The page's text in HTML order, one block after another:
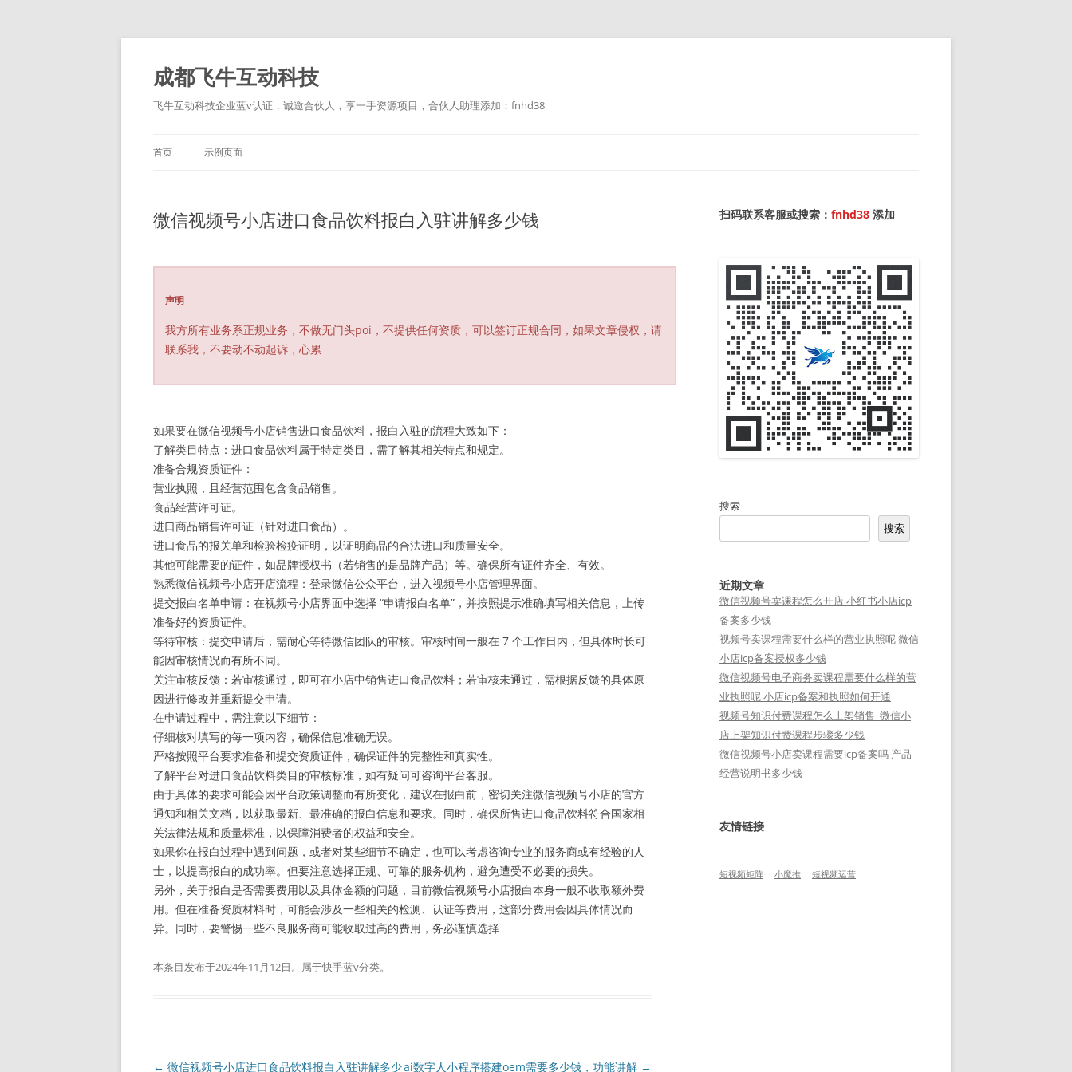
跳
文
成都飞牛互动科技
飞牛互动科技企业蓝v认证，诚邀合伙人，享一手资源项目，合伙人助理添加：fnhd38
首页 示例页面
微信视频号小店进口食品饮料报白入驻讲解多少钱
声明
我方所有业务系正规业务，不做无门头poi，不提供任何资质，可以签订正规合同，如果文章侵权，请
联系我，不要动不动起诉，心累
如果要在微信视频号小店销售进口食品饮料，报白入驻的流程大致如下：
了解类目特点：进口食品饮料属于特定类目，需了解其相关特点和规定。
准备合规资质证件：
营业执照，且经营范围包含食品销售。
食品经营许可证。
进口商品销售许可证（针对进口食品）。
进口食品的报关单和检验检疫证明，以证明商品的合法进口和质量安全。
其他可能需要的证件，如品牌授权书（若销售的是品牌产品）等。确保所有证件齐全、有效。
熟悉微信视频号小店开店流程：登录微信公众平台，进入视频号小店管理界面。
提交报白名单申请：在视频号小店界面中选择 “申请报白名单”，并按照提示准确填写相关信息，上传
准备好的资质证件。
等待审核：提交申请后，需耐心等待微信团队的审核。审核时间一般在 7 个工作日内，但具体时长可
能因审核情况而有所不同。
关注审核反馈：若审核通过，即可在小店中销售进口食品饮料；若审核未通过，需根据反馈的具体原
因进行修改并重新提交申请。
在申请过程中，需注意以下细节：
仔细核对填写的每一项内容，确保信息准确无误。
严格按照平台要求准备和提交资质证件，确保证件的完整性和真实性。
了解平台对进口食品饮料类目的审核标准，如有疑问可咨询平台客服。
由于具体的要求可能会因平台政策调整而有所变化，建议在报白前，密切关注微信视频号小店的官方
通知和相关文档，以获取最新、最准确的报白信息和要求。同时，确保所售进口食品饮料符合国家相
关法律法规和质量标准，以保障消费者的权益和安全。
如果你在报白过程中遇到问题，或者对某些细节不确定，也可以考虑咨询专业的服务商或有经验的人
士，以提高报白的成功率。但要注意选择正规、可靠的服务机构，避免遭受不必要的损失。
另外，关于报白是否需要费用以及具体金额的问题，目前微信视频号小店报白本身一般不收取额外费
用。但在准备资质材料时，可能会涉及一些相关的检测、认证等费用，这部分费用会因具体情况而
异。同时，要警惕一些不良服务商可能收取过高的费用，务必谨慎选择
本条目发布于2024年11月12日。属于快手蓝v分类。
文
← 微信视频号小店进口食品饮料报白入驻讲解多少ai数字人小程序搭建oem需要多少钱，功能讲解 →
扫码联系客服或搜索： fnhd38 添加
搜索
搜索
近期文章
微信视频号卖课程怎么开店 小红书小店icp
备案多少钱
视频号卖课程需要什么样的营业执照呢 微信
小店icp备案授权多少钱
微信视频号电子商务卖课程需要什么样的营
业执照呢 小店icp备案和执照如何开通
视频号知识付费课程怎么上架销售_微信小
店上架知识付费课程步骤多少钱
微信视频号小店卖课程需要icp备案吗 产品
经营说明书多少钱
友情链接
短视频矩阵 小魔推 短视频运营